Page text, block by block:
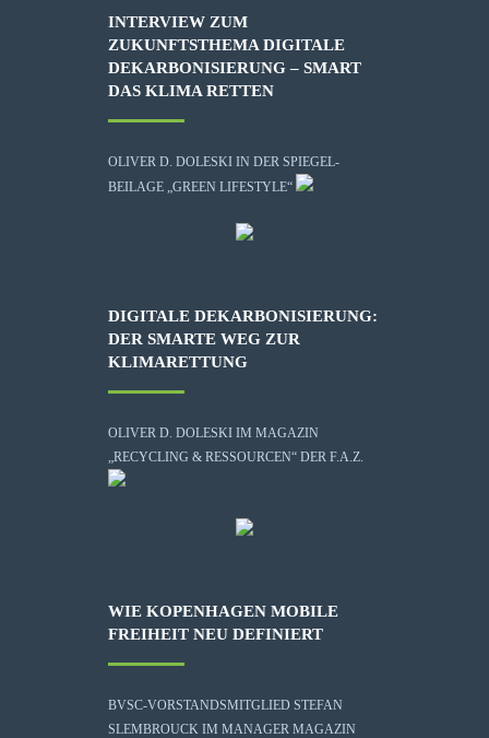
INTERVIEW ZUM
ZUKUNFTSTHEMA DIGITALE
DEKARBONISIERUNG – SMART
DAS KLIMA RETTEN
OLIVER D. DOLESKI IN DER SPIEGEL-
BEILAGE „GREEN LIFESTYLE“
DIGITALE DEKARBONISIERUNG:
DER SMARTE WEG ZUR
KLIMARETTUNG
OLIVER D. DOLESKI IM MAGAZIN
„RECYCLING & RESSOURCEN“ DER F.A.Z.
WIE KOPENHAGEN MOBILE
FREIHEIT NEU DEFINIERT
BVSC-VORSTANDSMITGLIED STEFAN
SLEMBROUCK IM MANAGER MAGAZIN